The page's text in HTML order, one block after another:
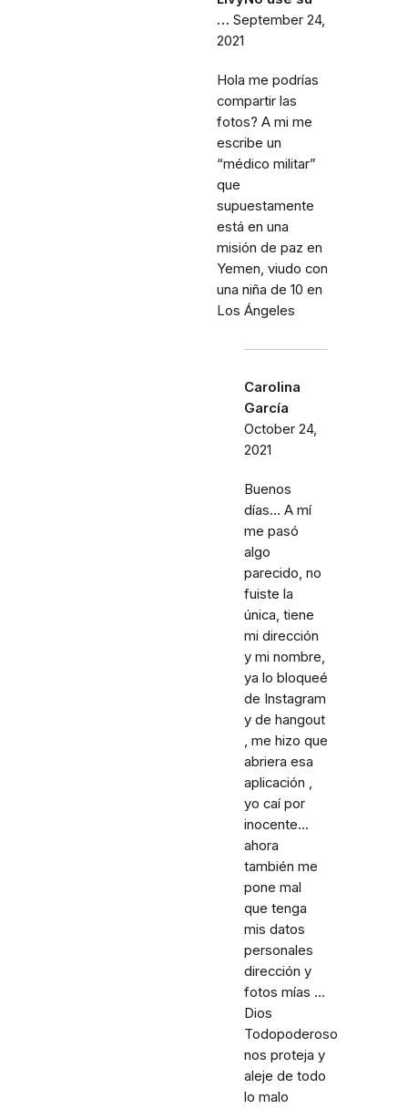
… September 24,
2021
Hola me podrías
compartir las
fotos? A mi me
escribe un
“médico militar”
que
supuestamente
está en una
misión de paz en
Yemen, viudo con
una niña de 10 en
Los Ángeles
Carolina
García
October 24,
2021
Buenos
días... A mí
me pasó
algo
parecido, no
fuiste la
única, tiene
mi dirección
y mi nombre,
ya lo bloqueé
de Instagram
y de hangout
, me hizo que
abriera esa
aplicación ,
yo caí por
inocente...
ahora
también me
pone mal
que tenga
mis datos
personales
dirección y
fotos mías ...
Dios
Todopoderoso
nos proteja y
aleje de todo
lo malo